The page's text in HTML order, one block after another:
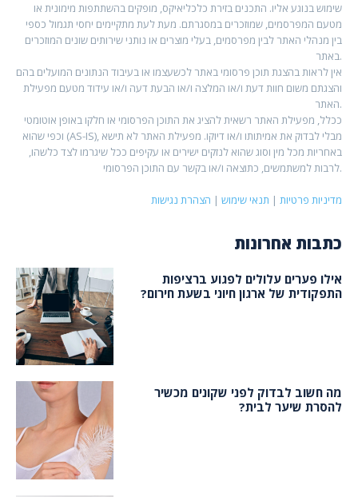
שימוש בנוגע אליו. התכנים בזירת כלכליאיקס, מופקים בהשתתפות מימונית או
מטעם המפרסמים, שמוזכרים במסגרתם. מעת לעת מתקיימים יחסי תגמול כספי
בין מנהלי האתר לבין מפרסמים, בעלי מוצרים או נותני שירותים שונים המוזכרים
באתר.
אין לראות בהצגת תוכן פרסומי באתר לכשעצמו או בעיבוד הנתונים המועלים בהם
והצגתם משום חוות דעת ו/או המלצה ו/או הבעת דעה ו/או עידוד מטעם מפעילת
האתר.
ככלל, מפעילת האתר רשאית להציג את התוכן הפרסומי או חלקו באופן אוטומטי
וכפי שהוא (AS-IS), מבלי לבדוק את אמיתותו ו/או דיוקו. מפעילת האתר לא תישא
באחריות מכל מין וסוג שהוא לנזקים ישירים או עקיפים ככל שיגרמו לצד כלשהו,
לרבות למשתמשים, כתוצאה ו/או בקשר עם התוכן הפרסומי.
מדיניות פרטיות | תנאי שימוש | הצהרת נגישות
כתבות אחרונות
אילו פערים עלולים לפגוע ברציפות
התפקודית של ארגון חיוני בשעת חירום?
מה חשוב לבדוק לפני שקונים מכשיר
להסרת שיער לבית?